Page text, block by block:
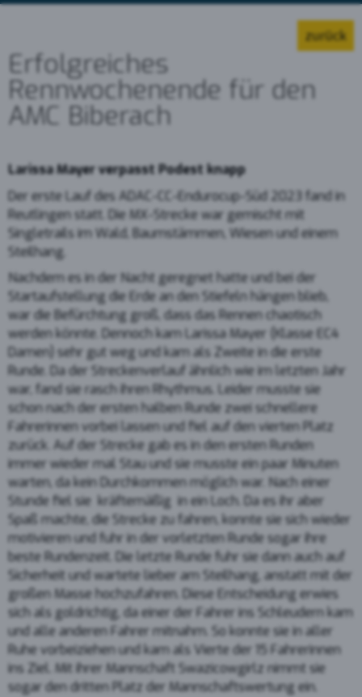
zurück
Erfolgreiches
Rennwochenende für den
AMC Biberach
Larissa Mayer verpasst Podest knapp
Der erste Lauf des ADAC-CC-Endurocup-Süd 2023 fand in
Reutlingen statt. Die MX-Strecke war gemischt mit
Singletrails im Wald, Baumstämmen, Wiesen und einem
Steilhang.
Nachdem es in der Nacht geregnet hatte und bei der
Startaufstellung die Erde an den Stiefeln hängen blieb,
war die Befürchtung groß, dass das Rennen chaotisch
werden könnte. Dennoch kam Larissa Mayer (Klasse EC4
Damen) sehr gut weg und kam als Zweite in die erste
Runde. Da der Streckenverlauf ähnlich wie im letzten Jahr
war, fand sie rasch ihren Rhythmus. Leider musste sie
schon nach der ersten halben Runde zwei schnellere
Fahrerinnen vorbei lassen und fiel auf den vierten Platz
zurück. Auf der Strecke gab es in den ersten Runden
immer wieder mal Stau und sie musste ein paar Minuten
warten, da kein Durchkommen möglich war. Nach einer
Stunde fiel sie kräftemäßig in ein Loch. Da es ihr aber
Spaß machte, die Strecke zu fahren, konnte sie sich wieder
motivieren und fuhr in der vorletzten Runde sogar ihre
beste Rundenzeit. Die letzte Runde fuhr sie dann auch auf
Sicherheit und wartete lieber am Steilhang, anstatt mit der
großen Masse hochzufahren. Diese Entscheidung erwies
sich als goldrichtig, da einer der Fahrer ins Schleudern kam
und alle anderen Fahrer mitnahm. So konnte sie in aller
Ruhe vorbeiziehen und kam als Vierte der 15 Fahrerinnen
ins Ziel. Mit ihrer Mannschaft Swazicowgirlz nimmt sie
sogar den dritten Platz der Mannschaftswertung ein.